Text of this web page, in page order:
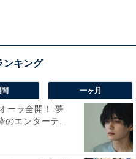
ンの名曲として親しまれ
一ヶ月
ーラ全開！ 夢
のエンターテ...